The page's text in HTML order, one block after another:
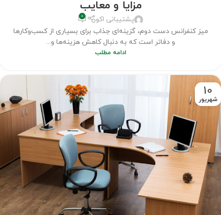
مزایا و معایب
پشتیبانی اکو 0
میز کنفرانس دست دوم، گزینه‌ای جذاب برای بسیاری از کسب‌وکارها
و دفاتر است که به دنبال کاهش هزینه‌ها و...
ادامه مطلب
10
شهریور